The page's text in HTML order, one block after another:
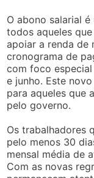
O abono salarial
todos aqueles
apoiar a renda de
cronograma de
com foco
e junho. Este
para aqueles que
pelo governo.
Os trabalhadores
pelo menos 30
mensal média de
Com as novas